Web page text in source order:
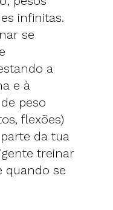
infinitas.
se
a
e à
peso
flexões)
da tua
treinar
quando se